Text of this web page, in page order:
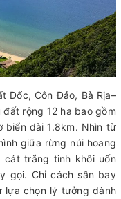
Dốc, Côn Đảo, Bà Rịa–
rộng 12 ha bao gồm
dài 1.8km. Nhìn từ
giữa rừng núi hoang
cát trắng tinh khôi uốn
gọi. Chỉ cách sân bay
lựa chọn lý tưởng dành